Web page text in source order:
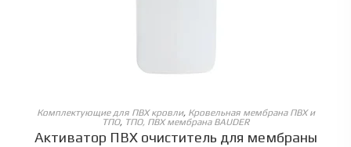
ОБЕРІТЬ ОПЦІЇ
Комплектующие для ПВХ кровли, Кровельная мембрана ПВХ и
ТПО, ТПО, ПВХ мембрана BAUDER
Активатор ПВХ очиститель для мембраны